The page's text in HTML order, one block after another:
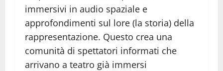
immersivi in audio spaziale e
approfondimenti sul lore (la storia) della
rappresentazione. Questo crea una
comunità di spettatori informati che
arrivano a teatro già immersi